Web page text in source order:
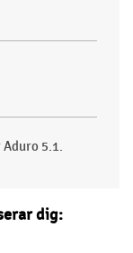
5.1.
dig: